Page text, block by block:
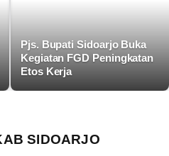
Pjs. Bupati Sidoarjo Buka
Kegiatan FGD Peningkatan
Etos Kerja
SIDOARJO